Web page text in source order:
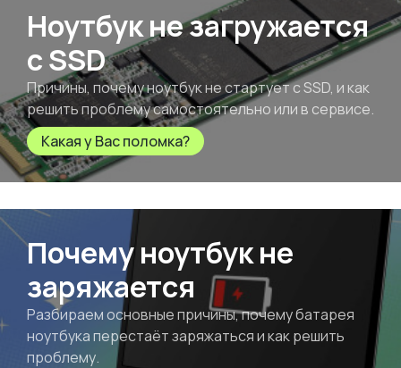
Ноутбук не загружается
с SSD
Причины, почему ноутбук не стартует с SSD, и как
решить проблему самостоятельно или в сервисе.
Какая у Вас поломка?
Почему ноутбук не
заряжается
Разбираем основные причины, почему батарея
ноутбука перестаёт заряжаться и как решить
проблему.